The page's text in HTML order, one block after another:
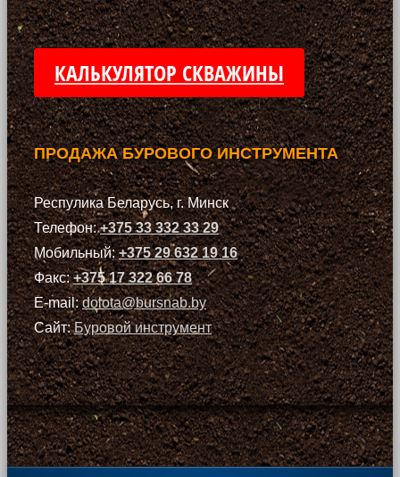
КАЛЬКУЛЯТОР СКВАЖИНЫ
ПРОДАЖА БУРОВОГО ИНСТРУМЕНТА
Респулика Беларусь, г. Минск
Телефон:+375 33 332 33 29
Мобильный:+375 29 632 19 16
Факс:+375 17 322 66 78
E-mail:dolota@bursnab.by
Сайт:Буровой инструмент